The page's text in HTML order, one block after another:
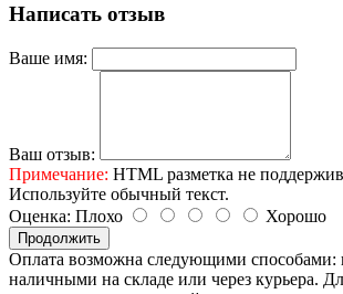
Написать отзыв
Ваше имя:
Ваш отзыв:
Примечание: HTML разметка не
Используйте обычный текст.
Оценка: Плохо Хорошо
Продолжить
Оплата возможна следующими способами:
наличными на складе или через курьера.